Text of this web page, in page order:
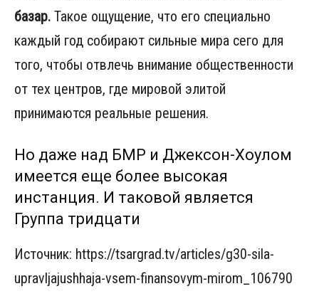
базар. Такое ощущение, что его специально
каждый год собирают сильные мира сего для
того, чтобы отвлечь внимание общественности
от тех центров, где мировой элитой
принимаются реальные решения.
Но даже над БМР и Джексон-Хоулом
имеется еще более высокая
инстанция. И таковой является
Группа тридцати
Источник: https://tsargrad.tv/articles/g30-sila-
upravljajushhaja-vsem-finansovym-mirom_106790